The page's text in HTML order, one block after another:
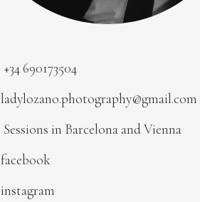
+34 690173504
ladylozano.photography@gmail.com
Sessions in Barcelona and Vienna
facebook
instagram